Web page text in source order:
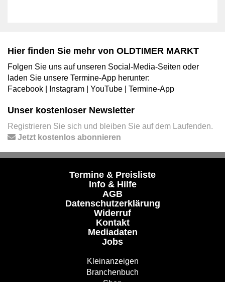
Hier finden Sie mehr von OLDTIMER MARKT
Folgen Sie uns auf unseren Social-Media-Seiten oder
laden Sie unsere Termine-App herunter:
Facebook
Instagram YouTube Termine-App
Unser kostenloser Newsletter
Registrieren Sie sich und bleiben Sie auf dem Laufenden.
Jetzt kostenlos abonnieren
Termine & Preisliste
Info & Hilfe
AGB
Datenschutzerklärung
Widerruf
Kontakt
Mediadaten
Jobs
Kleinanzeigen
Branchenbuch